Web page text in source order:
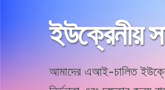
অডিও থেকে
কর্পোরেট
ইউক্রেনীয়
আমাদের এআই-চালিত